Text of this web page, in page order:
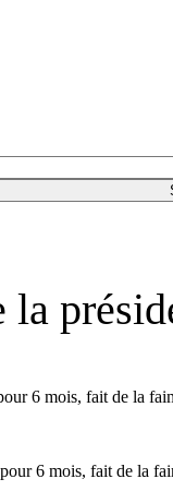
6 mois, fait de la
6 mois, fait de la